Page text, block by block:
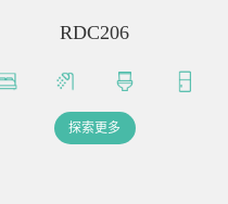
RDC206
探索更多